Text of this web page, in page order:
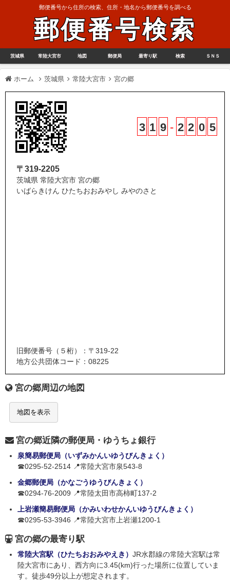
郵便番号から住所の検索、住所・地名から郵便番号を調べる
郵便番号検索
茨城県 常陸大宮市 地図 郵便局 最寄り駅 検索 ＳＮＳ
ホーム 茨城県 常陸大宮市 宮の郷
3 1 9 - 2 2 0 5
〒319-2205
茨城県 常陸大宮市 宮の郷
いばらきけん ひたちおおみやし みやのさと
旧郵便番号（５桁）：〒319-22
地方公共団体コード：08225
宮の郷周辺の地図
地図を表示
宮の郷近隣の郵便局・ゆうちょ銀行
泉簡易郵便局（いずみかんいゆうびんきょく）
☎0295-52-2514 📍常陸大宮市泉543-8
金郷郵便局（かなごうゆうびんきょく）
☎0294-76-2009 📍常陸太田市高柿町137-2
上岩瀬簡易郵便局（かみいわせかんいゆうびんきょく）
☎0295-53-3946 📍常陸大宮市上岩瀬1200-1
宮の郷の最寄り駅
常陸大宮駅（ひたちおおみやえき） JR水郡線の常陸大宮駅は常
陸大宮市にあり、西方向に3.45(km)行った場所に位置していま
す。徒歩49分以上が想定されます。